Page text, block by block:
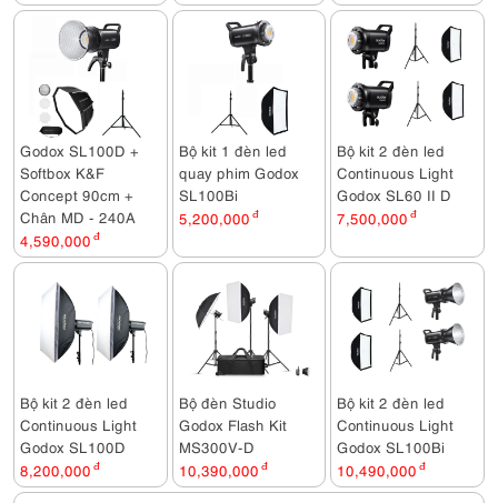
Godox SL100D +
Softbox K&F
Concept 90cm +
Chân MD - 240A
4,590,000 đ
Bộ kit 1 đèn led
quay phim Godox
SL100Bi
5,200,000 đ
Bộ kit 2 đèn led
Continuous Light
Godox SL60 II D
7,500,000 đ
Bộ kit 2 đèn led
Continuous Light
Godox SL100D
8,200,000 đ
Bộ đèn Studio
Godox Flash Kit
MS300V-D
10,390,000 đ
Bộ kit 2 đèn led
Continuous Light
Godox SL100Bi
10,490,000 đ